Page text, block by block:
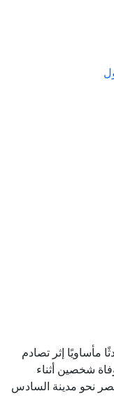
مأساويًا إثر تصادم
شخصين أثناء
نحو مدينة السادس